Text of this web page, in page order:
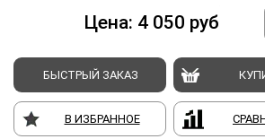
Цена: 4 050 руб
БЫСТРЫЙ ЗАКАЗ
В ИЗБРАННОЕ